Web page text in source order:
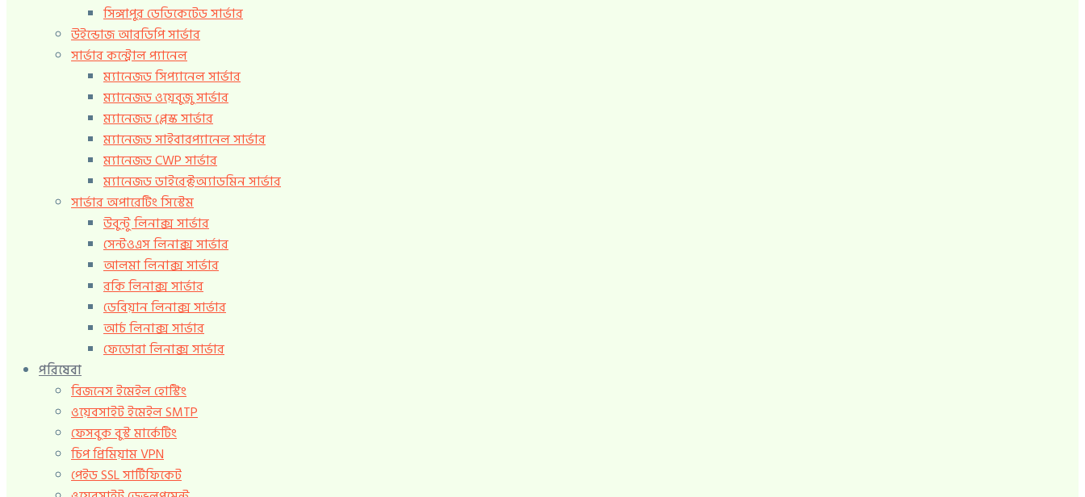
সিঙ্গাপুর ডেডিকেটেড সার্ভার
উইন্ডোজ আরডিপি সার্ভার
সার্ভার কন্ট্রোল প্যানেল
ম্যানেজড সিপ্যানেল সার্ভার
ম্যানেজড ওয়েবুজু সার্ভার
ম্যানেজড প্লেস্ক সার্ভার
ম্যানেজড সাইবারপ্যানেল সার্ভার
ম্যানেজড CWP সার্ভার
ম্যানেজড ডাইরেক্টঅ্যাডমিন সার্ভার
সার্ভার অপারেটিং সিস্টেম
উবুন্টু লিনাক্স সার্ভার
সেন্টওএস লিনাক্স সার্ভার
আলমা লিনাক্স সার্ভার
রকি লিনাক্স সার্ভার
ডেবিয়ান লিনাক্স সার্ভার
আর্চ লিনাক্স সার্ভার
ফেডোরা লিনাক্স সার্ভার
পরিষেবা
বিজনেস ইমেইল হোস্টিং
ওয়েবসাইট ইমেইল SMTP
ফেসবুক বুস্ট মার্কেটিং
চিপ প্রিমিয়াম VPN
পেইড SSL সার্টিফিকেট